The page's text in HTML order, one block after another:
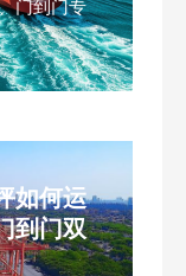
门到门专
如何运
到门双